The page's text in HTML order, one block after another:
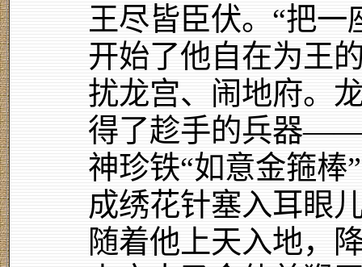
王尽皆臣伏。“把
开始了他自在为王
扰龙宫、闹地府。
得了趁手的兵器——
神珍铁“如意金箍棒
成绣花针塞入耳眼
随着他上天入地，